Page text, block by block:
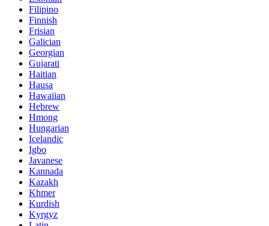
Filipino
Finnish
Frisian
Galician
Georgian
Gujarati
Haitian
Hausa
Hawaiian
Hebrew
Hmong
Hungarian
Icelandic
Igbo
Javanese
Kannada
Kazakh
Khmer
Kurdish
Kyrgyz